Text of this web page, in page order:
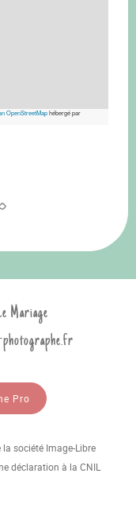
OpenStreetMaphébergé par
Mariage
Pro
société Image-Libre
déclaration à la CNIL